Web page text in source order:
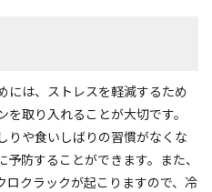
には、ストレスを軽減するため
取り入れることが大切です。
りや食いしばりの習慣がなくな
防することができます。また、
ロクラックが起こりますので、冷